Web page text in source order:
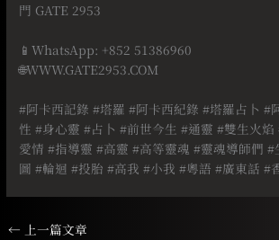
門 GATE 2953
📱WhatsApp: +852 51386960
🌐WWW.GATE2953.COM
#阿卡西記錄 #塔羅 #阿卡西紀錄 #塔羅占卜 #
性 #身心靈 #占卜 #前世今生 #通靈 #雙生火
愛情 #指導靈 #高靈 #高等靈魂 #靈魂導師們
圖 #輪迴 #投胎 #高我 #小我 #粵語 #廣東話 #
← 上一篇文章